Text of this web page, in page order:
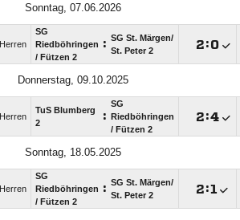
Sonntag, 07.06.2026
Herren
SG
Riedböhringen
/​ Fützen 2
: SG St. Märgen/​
St. Peter 2
:
Donnerstag, 09.10.2025
Herren
TuS Blumberg
2
:
SG
Riedböhringen
/​ Fützen 2
:
Sonntag, 18.05.2025
Herren
SG
Riedböhringen
/​ Fützen 2
: SG St. Märgen/​
St. Peter 2
: